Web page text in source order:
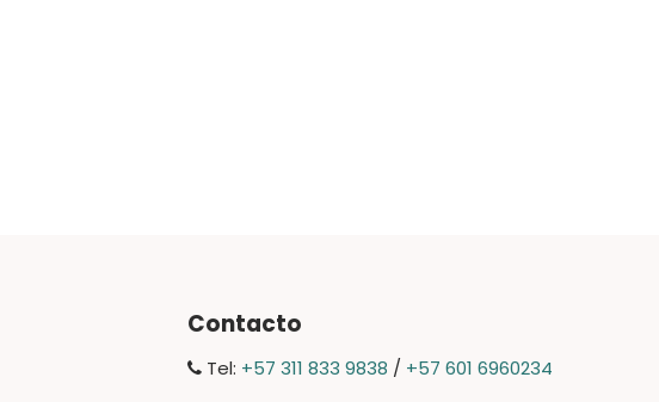
Contacto
Tel: +57 311 833 9838 / +57 601 6960234